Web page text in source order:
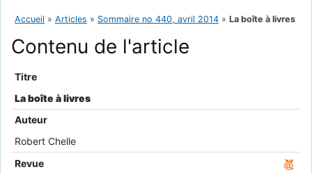
Accueil » Articles » Sommaire no 440, avril 2014 » La boîte à livres
Contenu de l'article
Titre
La boîte à livres
Auteur
Robert Chelle
Revue